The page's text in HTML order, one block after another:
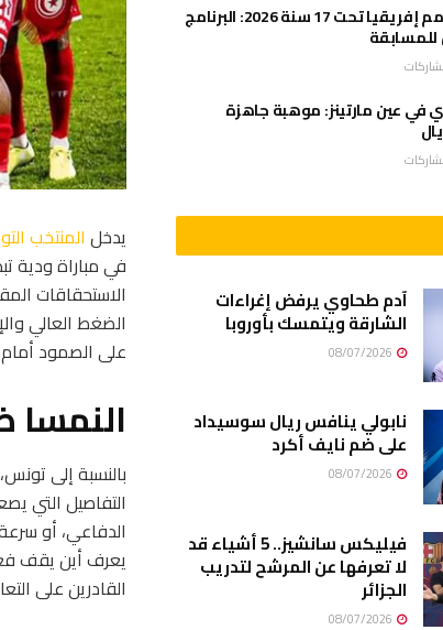
يدخل المنتخب
في مباراة ودية
الاستحقاقات
الضغط العالي
على الصمود
النمسا
بالنسبة إلى
التفاصيل التي
الدفاعي، أو
يعرف أين يقف
القادرين على
كأس أمم إفريقيا تحت 17 سنة 2026: البرنامج
للمسابقة
في عين مارتينز: موهبة جاهزة
آدم طحاوي يرفض إغراءات
الشارقة ويتمسك بأوروبا
نابولي ينافس ريال سوسيداد
على ضم نايف أكرد
فيليكس سانشيز.. 5 أشياء قد
لا تعرفها عن المرشح لتدريب
الجزائر